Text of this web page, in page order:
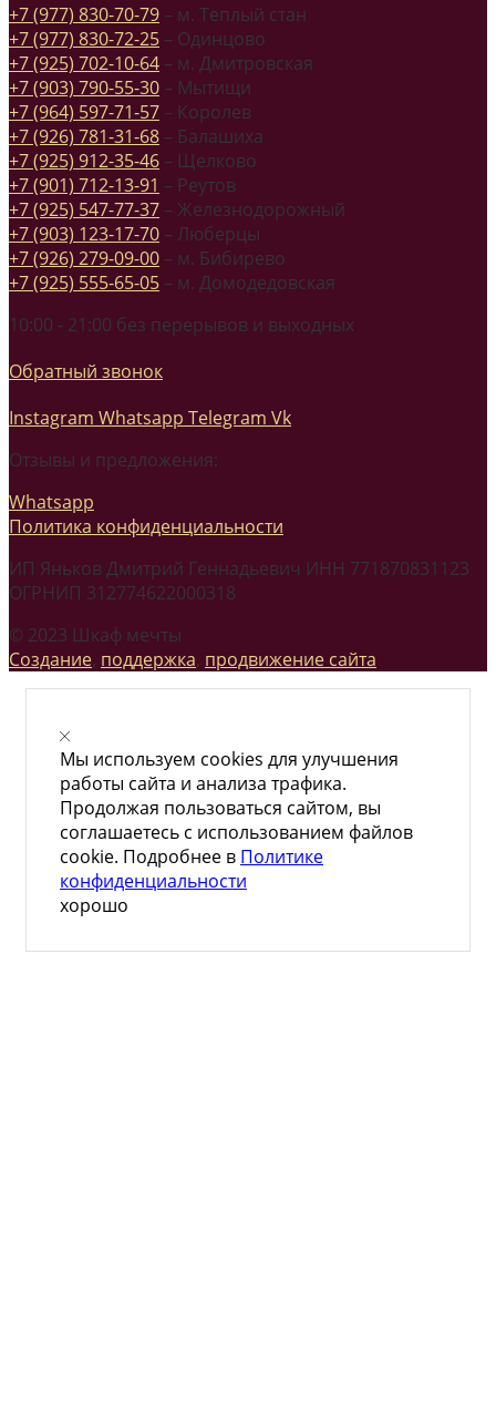
+7 (977) 830-70-79 – м. Теплый стан
+7 (977) 830-72-25 – Одинцово
+7 (925) 702-10-64 – м. Дмитровская
+7 (903) 790-55-30 – Мытищи
+7 (964) 597-71-57 – Королев
+7 (926) 781-31-68 – Балашиха
+7 (925) 912-35-46 – Щелково
+7 (901) 712-13-91 – Реутов
+7 (925) 547-77-37 – Железнодорожный
+7 (903) 123-17-70 – Люберцы
+7 (926) 279-09-00 – м. Бибирево
+7 (925) 555-65-05 – м. Домодедовская
10:00 - 21:00 без перерывов и выходных
Обратный звонок
Instagram Whatsapp Telegram Vk
Отзывы и предложения:
Whatsapp
Политика конфиденциальности
ИП Яньков Дмитрий Геннадьевич ИНН 771870831123
ОГРНИП 312774622000318
© 2023 Шкаф мечты
Создание, поддержка, продвижение сайта
Мы используем cookies для улучшения
работы сайта и анализа трафика.
Продолжая пользоваться сайтом, вы
соглашаетесь с использованием файлов
cookie. Подробнее в Политике
конфиденциальности
хорошо